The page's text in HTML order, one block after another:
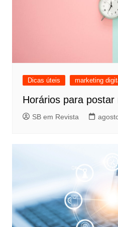
Dicas úteis marketing
Horários para
SB em Revista